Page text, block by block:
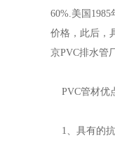
60%.美国
价格，此后，
京PVC排水管
PVC管材优
1、具有的抗